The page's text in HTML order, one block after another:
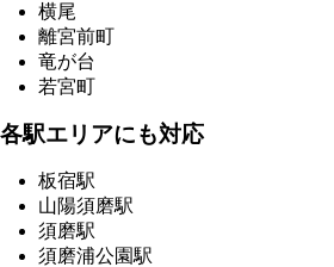
横尾
離宮前町
竜が台
若宮町
各駅エリアにも対応
板宿駅
山陽須磨駅
須磨駅
須磨浦公園駅